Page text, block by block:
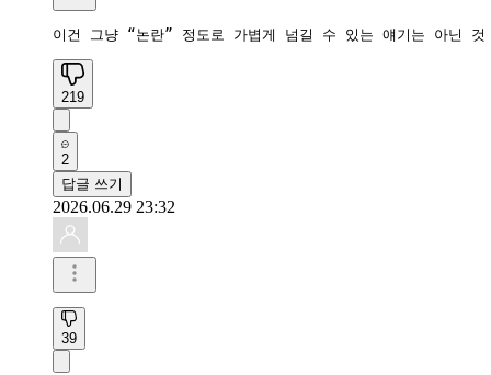
이건 그냥 “논란” 정도로 가볍게 넘길 수 있는 얘기는 아닌
219
2
답글 쓰기
2026.06.29 23:32
39